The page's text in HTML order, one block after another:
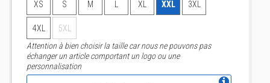
XS S M XL XXL 3XL
4XL
5XL
Attention à bien choisir la taille car nous ne pouvons pas
échanger un article comportant un logo ou une
personnalisation